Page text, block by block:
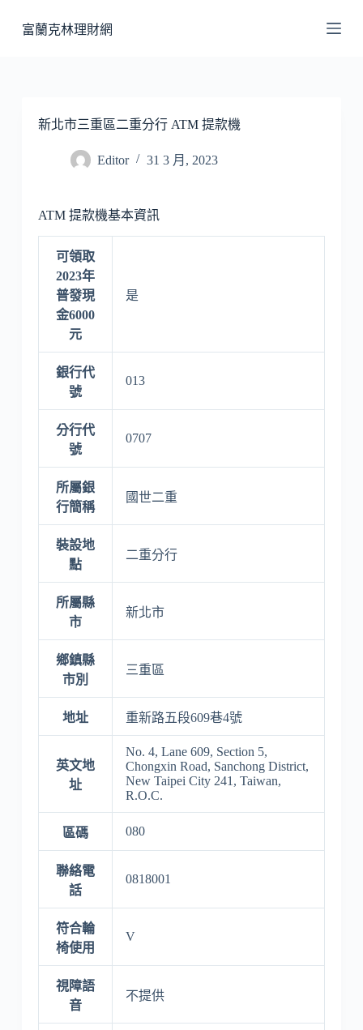
至
富蘭克林理財網
新北市三重區二重分行 ATM 提款機
Editor 31 3 月, 2023
ATM 提款機基本資訊
可領取
2023年
普發現
金6000
元
是
銀行代
號
013
分行代
號
0707
所屬銀
行簡稱
國世二重
裝設地
點
二重分行
所屬縣
市
新北市
鄉鎮縣
市別
三重區
地址 重新路五段609巷4號
英文地
址
No. 4, Lane 609, Section 5,
Chongxin Road, Sanchong District,
New Taipei City 241, Taiwan,
R.O.C.
區碼 080
聯絡電
話
0818001
符合輪
椅使用
V
視障語
音
不提供